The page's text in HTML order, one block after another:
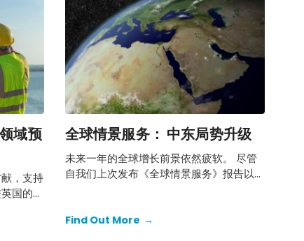
域预
，支持
国的互
全球情景服务： 中东局势升级
未来一年的全球增长前景依然疲软。 尽管
自我们上次发布《全球情景服务》报告以
增长幅度不会太大。
Find Out More →